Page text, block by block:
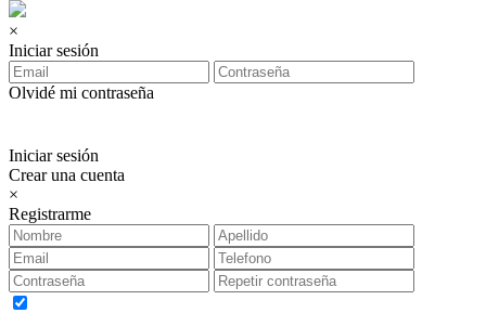
×
Iniciar sesión
Olvidé mi contraseña
Iniciar sesión
Crear una cuenta
×
Registrarme